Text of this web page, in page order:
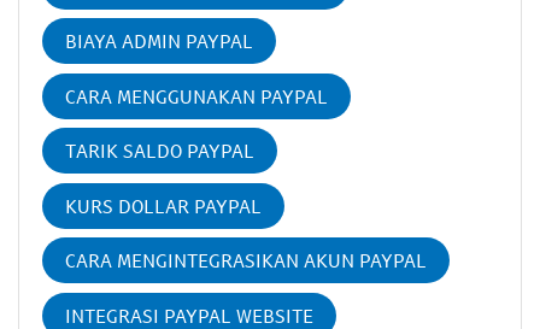
BIAYA ADMIN PAYPAL
CARA MENGGUNAKAN PAYPAL
TARIK SALDO PAYPAL
KURS DOLLAR PAYPAL
CARA MENGINTEGRASIKAN AKUN PAYPAL
INTEGRASI PAYPAL WEBSITE